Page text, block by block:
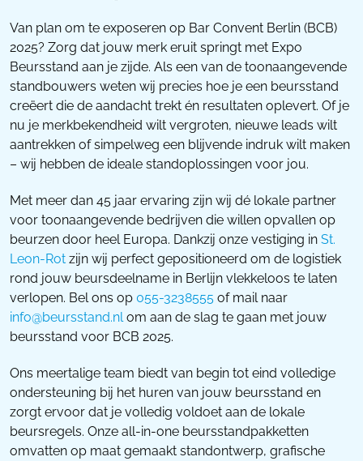
Van plan om te exposeren op Bar Convent Berlin (BCB)
2025? Zorg dat jouw merk eruit springt met Expo
Beursstand aan je zijde. Als een van de toonaangevende
standbouwers weten wij precies hoe je een beursstand
creëert die de aandacht trekt én resultaten oplevert. Of je
nu je merkbekendheid wilt vergroten, nieuwe leads wilt
aantrekken of simpelweg een blijvende indruk wilt maken
– wij hebben de ideale standoplossingen voor jou.
Met meer dan 45 jaar ervaring zijn wij dé lokale partner
voor toonaangevende bedrijven die willen opvallen op
beurzen door heel Europa. Dankzij onze vestiging in St.
Leon-Rot zijn wij perfect gepositioneerd om de logistiek
rond jouw beursdeelname in Berlijn vlekkeloos te laten
verlopen. Bel ons op 055-3238555 of mail naar
info@beursstand.nlom aan de slag te gaan met jouw
beursstand voor BCB 2025.
Ons meertalige team biedt van begin tot eind volledige
ondersteuning bij het huren van jouw beursstand en
zorgt ervoor dat je volledig voldoet aan de lokale
beursregels. Onze all-in-one beursstandpakketten
omvatten op maat gemaakt standontwerp, grafische